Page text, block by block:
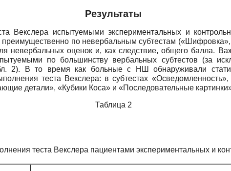
Результаты
Векслера испытуемыми экспериментальных и
по невербальным субтестам
невербальных оценок и, как следствие, общего балла.
по большинству вербальных субтестов (за
2). В то время как больные с НШ обнаруживали
теста Векслера: в субтестах
детали», «Кубики Коса» и «Последовательные
Таблица 2
теста Векслера пациентами экспериментальных и